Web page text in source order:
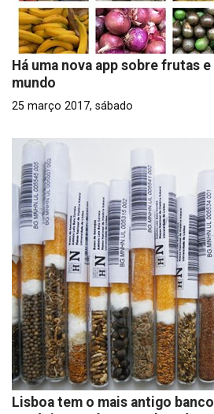
Há uma nova app sobre frutas
mundo
25 março 2017, sábado
Lisboa tem o mais antigo